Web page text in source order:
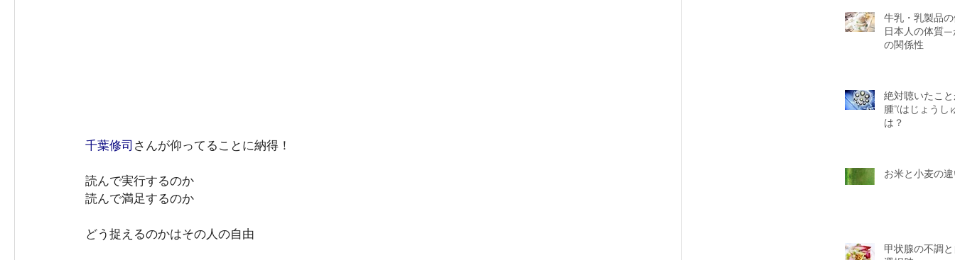
千葉修司 さんが仰ってることに納得！
読んで実行するのか
読んで満足するのか
どう捉えるのかはその人の自由
牛乳・乳製品
日本人の体質—
の関係性
絶対聴いたこと
腫”(はじょうし
は？
お米と小麦の
甲状腺の不調